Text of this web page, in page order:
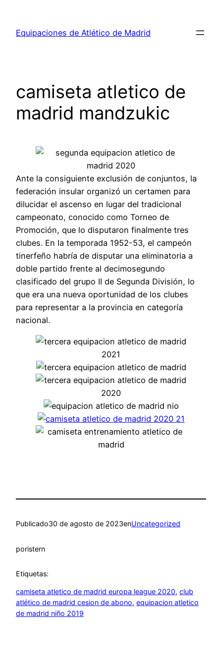
contenido
Equipaciones de Atlético de Madrid
camiseta atletico de
madrid mandzukic
Ante la consiguiente exclusión de conjuntos, la
federación insular organizó un certamen para
dilucidar el ascenso en lugar del tradicional
campeonato, conocido como Torneo de
Promoción, que lo disputaron finalmente tres
clubes. En la temporada 1952-53, el campeón
tinerfeño habría de disputar una eliminatoria a
doble partido frente al decimosegundo
clasificado del grupo II de Segunda División, lo
que era una nueva oportunidad de los clubes
para representar a la provincia en categoría
nacional.
Publicado30 de agosto de 2023enUncategorized
poristern
Etiquetas:
camiseta atletico de madrid europa league 2020, club
atlético de madrid cesion de abono, equipacion atletico
de madrid niño 2019